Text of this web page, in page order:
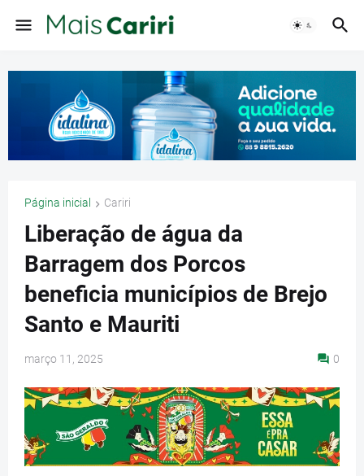
Página inicial Cariri
Liberação de água da
Barragem dos Porcos
beneficia municípios de Brejo
Santo e Mauriti
março 11, 2025 0